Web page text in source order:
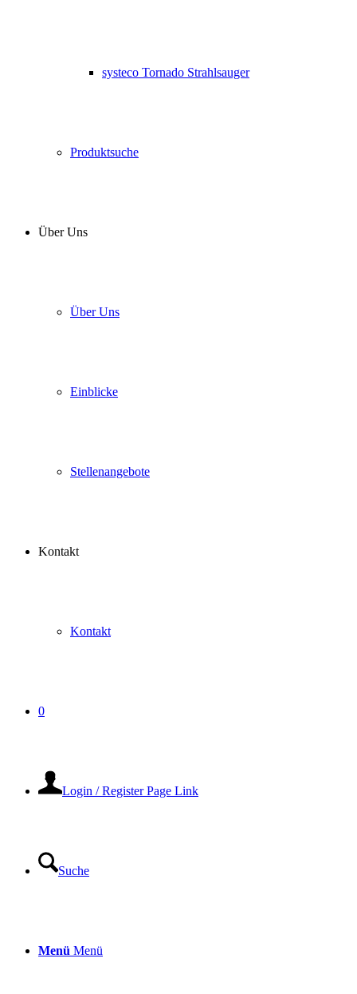
systeco Tornado Strahlsauger
Produktsuche
Über Uns
Über Uns
Einblicke
Stellenangebote
Kontakt
Kontakt
0
Login / Register Page Link
Suche
Menü Menü